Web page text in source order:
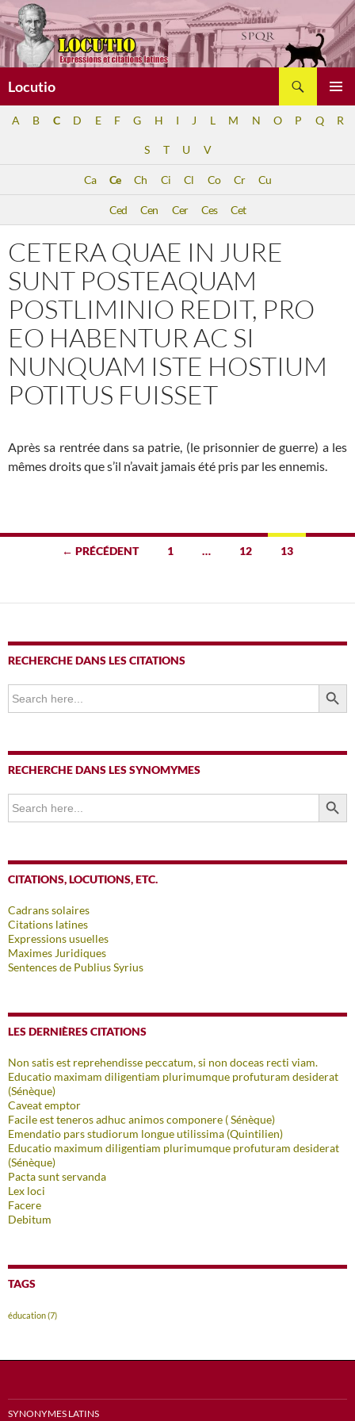
Aller
au
contenu
Locutio
A B C D E F G H I J L M N O P Q R
S T U V
Ca Ce Ch Ci Cl Co Cr Cu
Ced Cen Cer Ces Cet
CETERA QUAE IN JURE
SUNT POSTEAQUAM
POSTLIMINIO REDIT, PRO
EO HABENTUR AC SI
NUNQUAM ISTE HOSTIUM
POTITUS FUISSET
Après sa rentrée dans sa patrie, (le prisonnier de guerre) a les
mêmes droits que s’il n’avait jamais été pris par les ennemis.
Navigation
articles
← PRÉCÉDENT 1 … 12 13
RECHERCHE DANS LES CITATIONS
Search
for:
SEARCH
RECHERCHE DANS LES SYNOMYMES
Search
for:
SEARCH
CITATIONS, LOCUTIONS, ETC.
Cadrans solaires
Citations latines
Expressions usuelles
Maximes Juridiques
Sentences de Publius Syrius
LES DERNIÈRES CITATIONS
Non satis est reprehendisse peccatum, si non doceas recti viam.
Educatio maximam diligentiam plurimumque profuturam desiderat
(Sénèque)
Caveat emptor
Facile est teneros adhuc animos componere ( Sénèque)
Emendatio pars studiorum longue utilissima (Quintilien)
Educatio maximum diligentiam plurimumque profuturam desiderat
(Sénèque)
Pacta sunt servanda
Lex loci
Facere
Debitum
TAGS
éducation(7)
SYNONYMES LATINS